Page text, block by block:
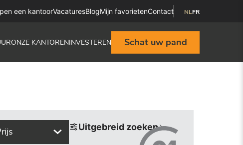
een kantoorVacaturesBlogMijn favorietenContact NLFR
ONZE KANTORENINVESTEREN Schat uw pand
Uitgebreid zoeken